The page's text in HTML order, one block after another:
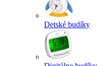
Detské budíky